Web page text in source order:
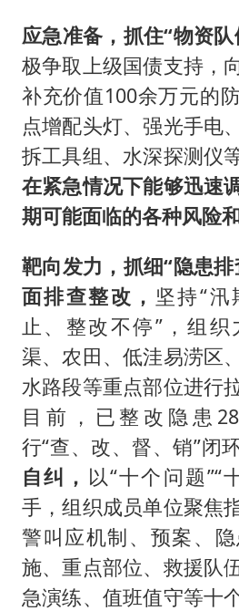
应急准备，抓住“物资
极争取上级国债支持，
补充价值100余万元的
点增配头灯、强光手电
拆工具组、水深探测仪
在紧急情况下能够迅速
期可能面临的各种风险和
靶向发力，抓细“隐患
面排查整改， 坚持“
止、整改不停”，组
渠、农田、低洼易涝区
水路段等重点部位进行
目前，已整改隐患
行“查、改、督、销”闭
自纠， 以“十个问题”“
手，组织成员单位聚焦
警叫应机制、预案、
施、重点部位、救援队
急演练、值班值守等十